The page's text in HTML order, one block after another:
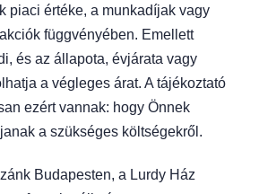
piaci értéke, a munkadíjak vagy
függvényében. Emellett
és az állapota, évjárata vagy
a végleges árat. A tájékoztató
ezért vannak: hogy Önnek
a szükséges költségekről.
Budapesten, a Lurdy Ház